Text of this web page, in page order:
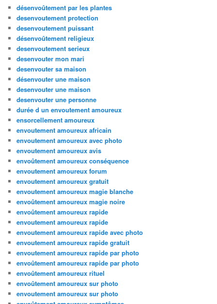
désenvoûtement par les plantes
desenvoutement protection
desenvoutement puissant
désenvoûtement religieux
desenvoutement serieux
desenvouter mon mari
desenvouter sa maison
désenvouter une maison
desenvouter une maison
desenvouter une personne
durée d un envoutement amoureux
ensorcellement amoureux
envoutement amoureux africain
envoutement amoureux avec photo
envoutement amoureux avis
envoûtement amoureux conséquence
envoutement amoureux forum
envoutement amoureux gratuit
envoutement amoureux magie blanche
envoûtement amoureux magie noire
envoûtement amoureux rapide
envoutement amoureux rapide
envoutement amoureux rapide avec photo
envoutement amoureux rapide gratuit
envoutement amoureux rapide par photo
envoûtement amoureux rapide par photo
envoûtement amoureux rituel
envoûtement amoureux sur photo
envoutement amoureux sur photo